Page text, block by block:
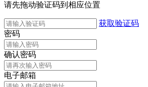
请先拖动验证码到相应位置
获取验证码
密码
确认密码
电子邮箱